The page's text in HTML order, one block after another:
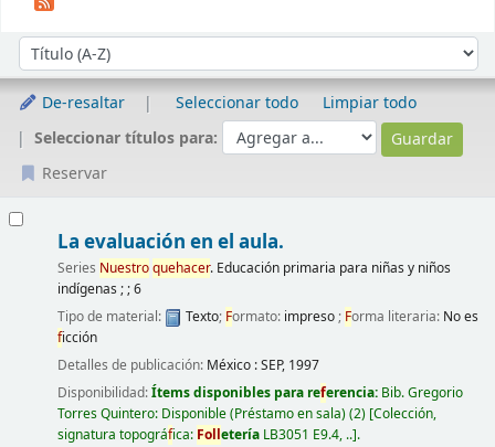
Ordenar por:
De-resaltar Seleccionar todo
Limpiar todo
Seleccionar títulos para:
Reservar
La evaluación en el aula.
Series Nuestroquehacer. Educación primaria para niñas y niños
indígenas ; ; 6
Tipo de material:
Texto; Formato: impreso; Forma literaria: No es
ficción
Detalles de publicación: México :SEP, 1997
Disponibilidad:Ítems disponibles para referencia: Bib. Gregorio
Torres Quintero: Disponible (Préstamo en sala)(2) Colección,
signatura topográfica: Folletería LB3051 E9.4, .. .